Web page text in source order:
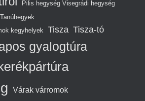
Pilis hegység Visegrádi hegység
Tanúhegyek
kegyhelyek Tisza Tisza-tó
gyalogtúra
Várak várromok